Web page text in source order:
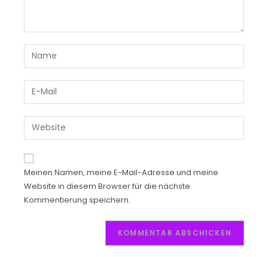
Meinen Namen, meine E-Mail-Adresse und meine
Website in diesem Browser für die nächste
Kommentierung speichern.